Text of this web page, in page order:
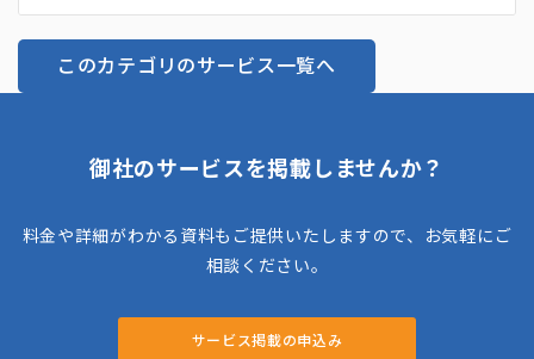
化やフォームの埋め込みなど、ユーザーのアクションも促進し
ているメディアです。
このカテゴリのサービス一覧へ
御社のサービスを掲載しませんか？
料金や詳細がわかる資料もご提供いたしますので、お気軽にご
相談ください。
サービス掲載の申込み